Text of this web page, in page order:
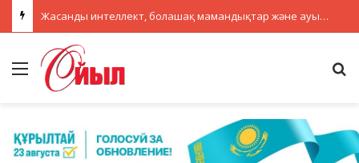
ҚАЗАҚСТАНДА МӘМС ҚАРАЖАТЫН НЕГІЗСІЗ ТӨЛЕМДЕРДЕН ҚОРҒАУДЫҢ ЖАҢА ЖҮЙЕСІ ҚҰРЫЛУДА
Menu